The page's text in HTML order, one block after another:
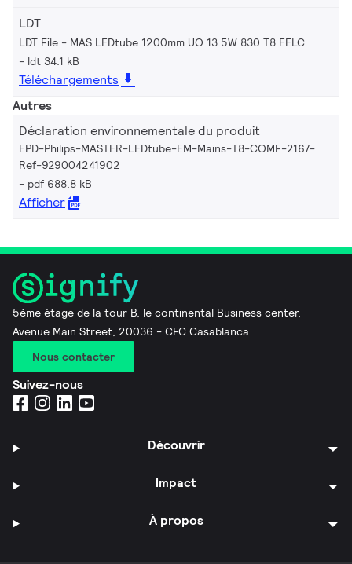
LDT
LDT File - MAS LEDtube 1200mm UO 13.5W 830 T8 EELC
ldt 34.1 kB
Téléchargements
Autres
Déclaration environnementale du produit
EPD-Philips-MASTER-LEDtube-EM-Mains-T8-COMF-2167-
Ref-929004241902
pdf 688.8 kB
Afficher
5ème étage de la tour B, le continental Business center,
Avenue Main Street, 20036 - CFC Casablanca
Nous contacter
Suivez-nous
Découvrir
Impact
À propos